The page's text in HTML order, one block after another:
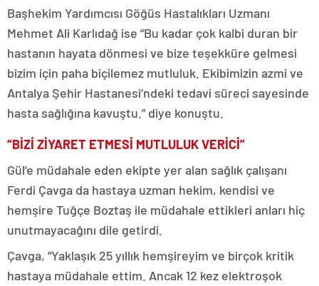
Başhekim Yardımcısı Göğüs Hastalıkları Uzmanı
Mehmet Ali Karlıdağ ise “Bu kadar çok kalbi duran bir
hastanın hayata dönmesi ve bize teşekküre gelmesi
bizim için paha biçilemez mutluluk. Ekibimizin azmi ve
Antalya Şehir Hastanesi’ndeki tedavi süreci sayesinde
hasta sağlığına kavuştu.” diye konuştu.
“BİZİ ZİYARET ETMESİ MUTLULUK VERİCİ”
Gül’e müdahale eden ekipte yer alan sağlık çalışanı
Ferdi Çavga da hastaya uzman hekim, kendisi ve
hemşire Tuğçe Boztaş ile müdahale ettikleri anları hiç
unutmayacağını dile getirdi.
Çavga, “Yaklaşık 25 yıllık hemşireyim ve birçok kritik
hastaya müdahale ettim. Ancak 12 kez elektroşok